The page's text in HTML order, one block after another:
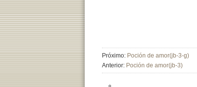
Próximo: Poción de amor(jb-3-g)
Anterior: Poción de amor(jb-3)